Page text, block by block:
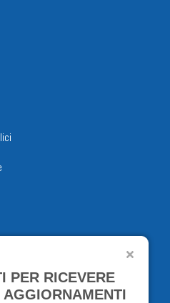
PER RICEVERE
AGGIORNAMENTI